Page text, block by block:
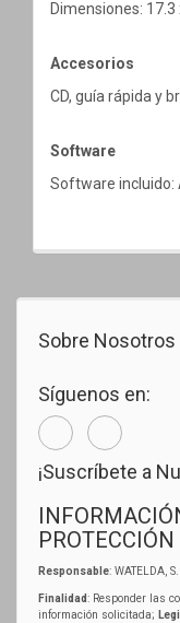
Dimensiones: 17.3
Accesorios
CD, guía rápida y
Software
Software incluido:
Sobre Nosotros
Síguenos en:
¡Suscríbete a
PROTECCIÓN
Responsable: WATELDA,
Finalidad: Responder las
información solicitada;